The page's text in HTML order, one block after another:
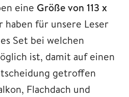
eine Größe von 113 x
haben für unsere Leser
Set bei welchen
ist, damit auf einen
getroffen
Flachdach und